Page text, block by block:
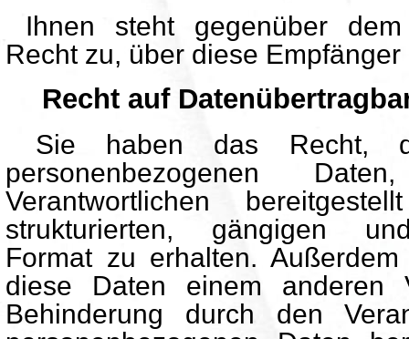
Ihnen steht gegenüber dem
Recht zu, über diese
Recht auf
Sie haben das Recht,
personenbezogenen
Verantwortlichen
strukturierten, gängigen
Format zu erhalten.
diese Daten einem anderen
Behinderung durch den